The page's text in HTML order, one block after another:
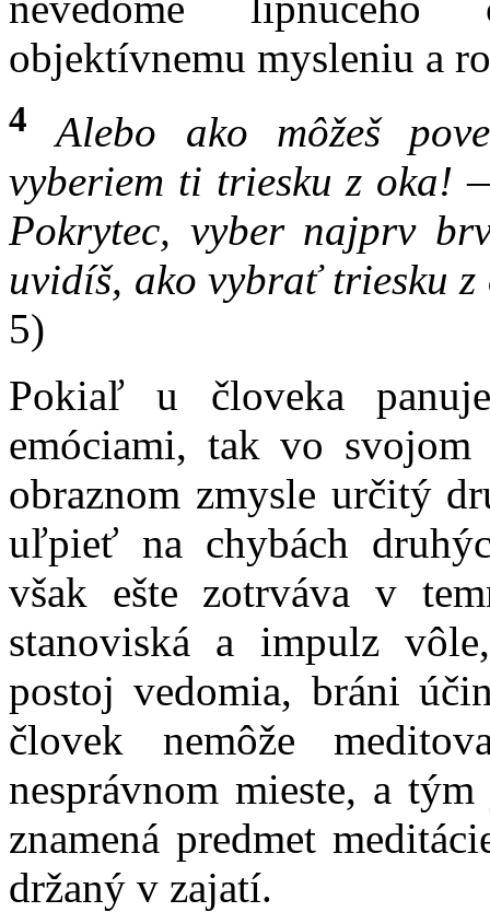
objektívnemu mysleniu a
4
Alebo ako môžeš
vyberiem ti triesku z oka!
Pokrytec, vyber najprv
uvidíš, ako vybrať triesku
5)
Pokiaľ u človeka
emóciami, tak vo
obraznom zmysle určitý
uľpieť na chybách
však ešte zotrváva v
stanoviská a impulz
postoj vedomia, bráni
človek nemôže
nesprávnom mieste, a
znamená predmet
držaný v zajatí.